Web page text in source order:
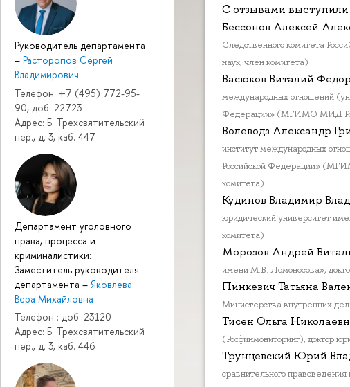
Руководитель департамента
– Расторопов Сергей
Владимирович
Телефон: +7 (495) 772-95-
90, доб. 22723
Адрес: Б. Трехсвятительский
пер., д. 3, каб. 447
Департамент уголовного
права, процесса и
криминалистики:
Заместитель руководителя
департамента – Яковлева
Вера Михайловна
Телефон : доб. 23120
Адрес: Б. Трехсвятительский
пер., д. 3, каб. 446
С отзывами
Бессонов Алексей
Следственного комитета
наук, член комитета)
Васюков Виталий
международных отношений
Федерации» (МГИМО МИД
Волеводз Александр
институт международных
Российской Федерации»
комитета)
Кудинов Владимир
юридический университет
комитета)
Морозов Андрей
имени М.В. Ломоносова»,
Пинкевич Татьяна
Министерства внутренних
Тисен Ольга
(Росфинмониторинг), доктор
Трунцевский Юрий
сравнительного